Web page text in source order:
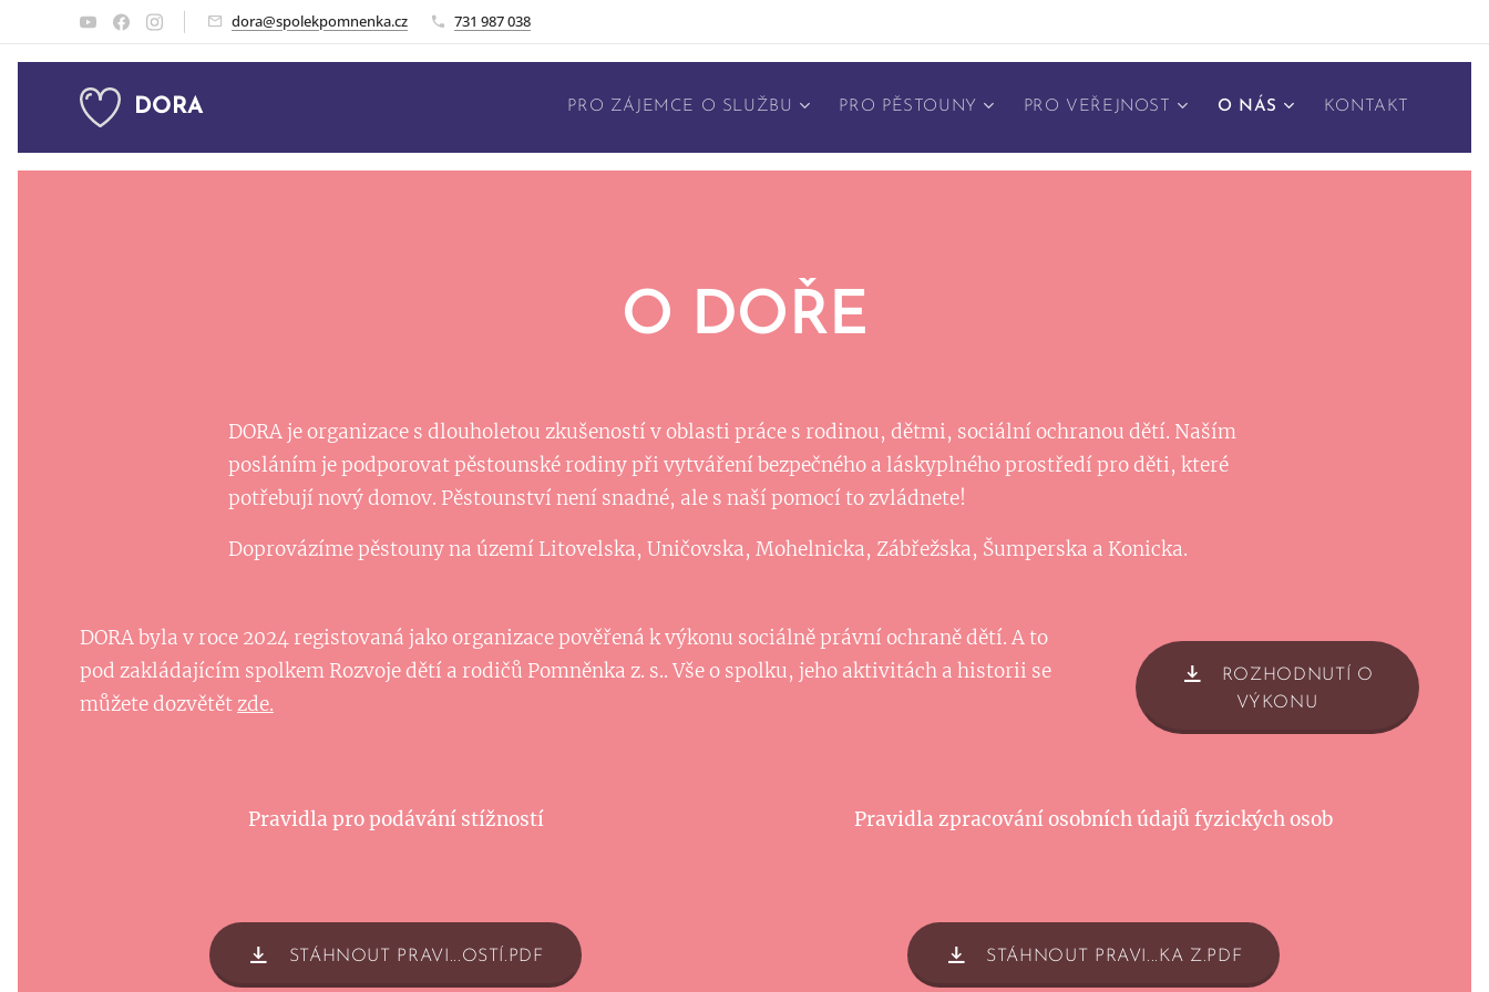
dora@spolekpomnenka.cz 731 987 038
DORA PRO ZÁJEMCE O SLUŽBU PRO PĚSTOUNY PRO VEŘEJNOST O NÁS KONTAKT
O DOŘE
DORA je organizace s dlouholetou zkušeností v oblasti práce s rodinou, dětmi, sociální ochranou dětí. Naším
posláním je podporovat pěstounské rodiny při vytváření bezpečného a láskyplného prostředí pro děti, které
potřebují nový domov. Pěstounství není snadné, ale s naší pomocí to zvládnete!
Doprovázíme pěstouny na území Litovelska, Uničovska, Mohelnicka, Zábřežska, Šumperska a Konicka.
DORA byla v roce 2024 registovaná jako organizace pověřená k výkonu sociálně právní ochraně dětí. A to
pod zakládajícím spolkem Rozvoje dětí a rodičů Pomněnka z. s.. Vše o spolku, jeho aktivitách a historii se
můžete dozvětětzde.
ROZHODNUTÍ O
VÝKONU
Pravidla pro podávání stížností Pravidla zpracování osobních údajů fyzických osob
STÁHNOUT PRAVI...OSTÍ.PDF STÁHNOUT PRAVI...KA Z.PDF